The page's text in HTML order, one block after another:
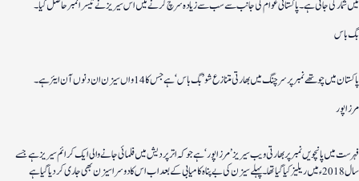
میں شمار کی جاتی ہے۔ پاکستانی عوام کی جانب سے سب سے زیادہ سرچ کرنے میں اس سیریز نے تیسرا نمبر حاصل کیا۔
بگ باس
پاکستان میں چوتھے نمبر پر سرچنگ میں بھارتی متنازع شو ’بگ باس‘ ہے جس کا 14 واں سیزن ان دنوں آن ایئر ہے۔
مرزا پور
فہرست میں پانچویں نمبر پر بھارتی ویب سیریز ’مرزا پور‘ ہے جو کہ اتر پردیش میں فلمائی جانے والی ایک کرائم سیریز ہے جسے
سال 2018ء میں ریلیز کیا گیا تھا۔ پہلے سیزن کی بے پناہ کامیابی کے بعد اب اس کا دوسرا سیزن بھی جاری کردیا گیا ہے